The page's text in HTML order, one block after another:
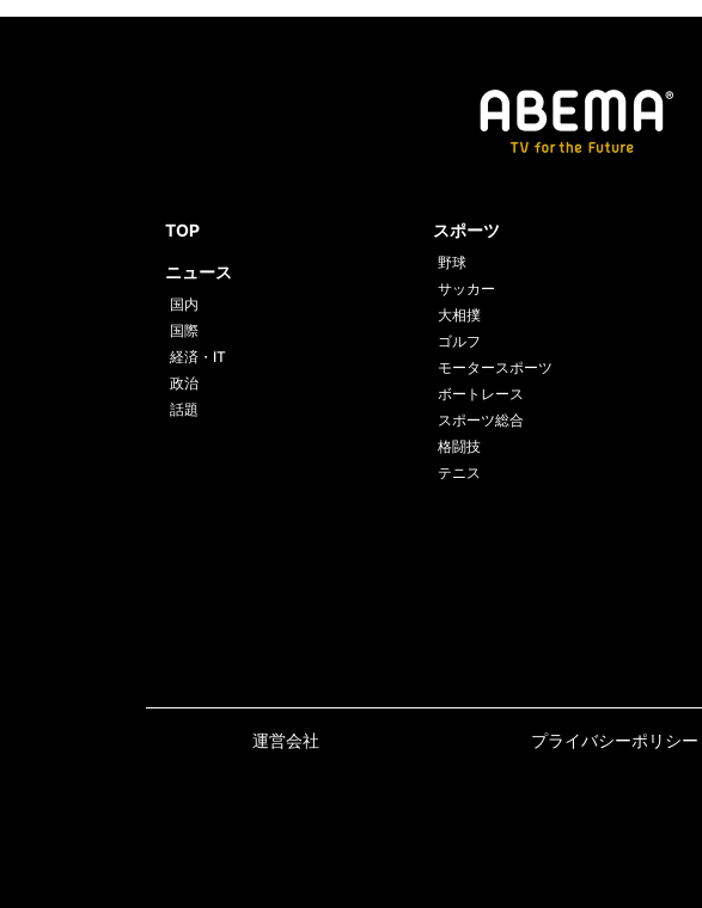
TOP
ニュース
国内
国際
経済・IT
政治
話題
スポーツ
野球
サッカー
大相撲
ゴルフ
モータースポーツ
ボートレース
スポーツ総合
格闘技
テニス
運営会社 プライバシーポリシー